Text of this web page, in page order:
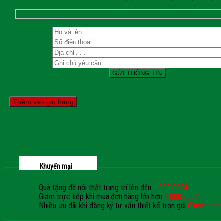
Thêm vào giỏ hàng
Khuyến mại
Quà tặng đồ nội thất trang trí lên đến 1.000.000đ
Giảm trực tiếp khi mua đơn hàng lớn hơn 3.000.000đ
Nhiều ưu đãi khi đăng ký tư vấn thiết kế trọn gói